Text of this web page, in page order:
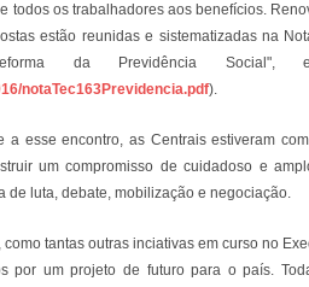
todos os trabalhadores aos benefícios.
estão reunidas e sistematizadas na
da Previdência Social",
notaTec163Previdencia.pdf).
esse encontro, as Centrais estiveram
um compromisso de cuidadoso e
de luta, debate, mobilização e negociação.
tantas outras inciativas em curso no
por um projeto de futuro para o país.